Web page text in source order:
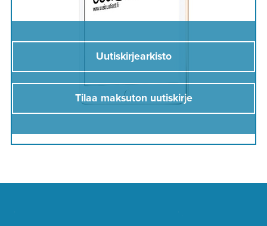
Uutiskirjearkisto
Tilaa maksuton uutiskirje